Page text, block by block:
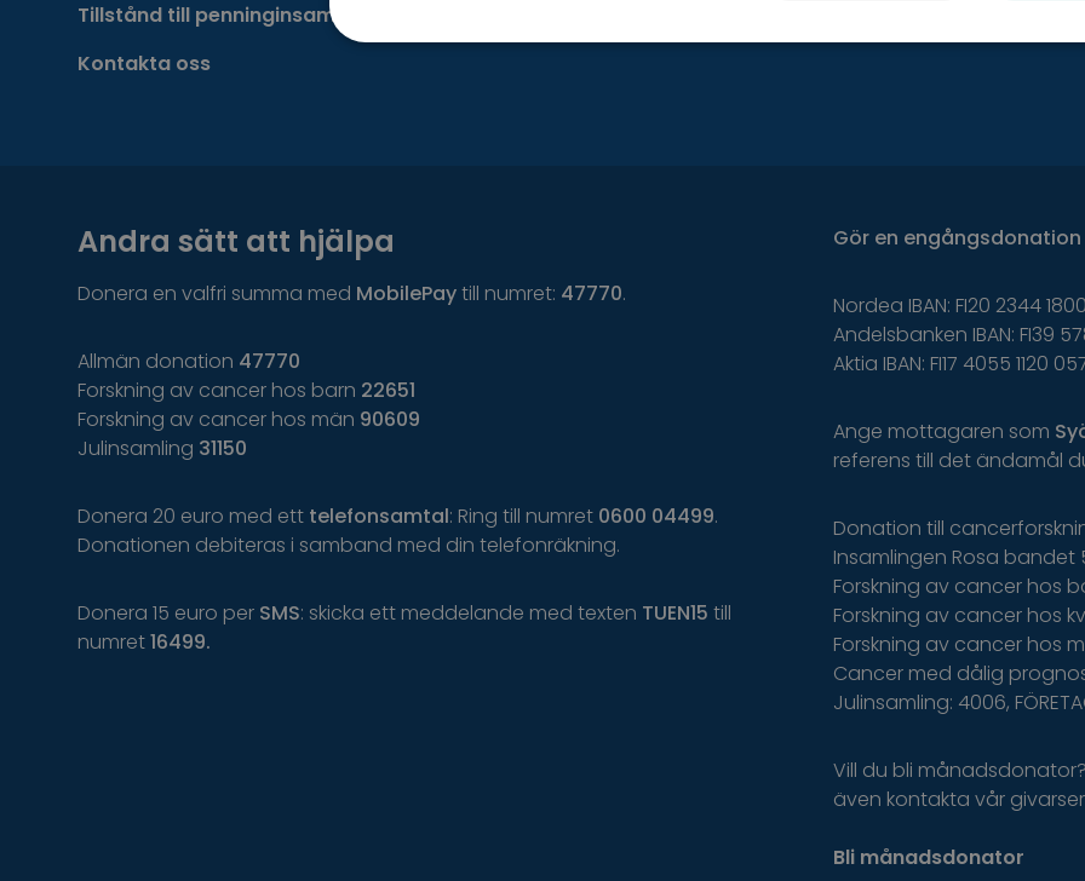
Tillstånd till penninginsamling
Kontakta oss
Andra sätt att hjälpa
Donera en valfri summa med MobilePaytill numret: 47770.
Allmän donation 47770
Forskning av cancer hos barn 22651
Forskning av cancer hos män 90609
Julinsamling 31150
Donera 20 euro med ett telefonsamtal: Ring till numret 0600 04499.
Donationen debiteras i samband med din telefonräkning.
Donera 15 euro per SMS: skicka ett meddelande med texten TUEN15 till
numret16499.
Gör en engångsdonation
Nordea IBAN: FI20 2344
Andelsbanken IBAN: FI39
Aktia IBAN: FI17 4055 1120
Ange mottagaren som
referens till det ändamål
Donation till
Insamlingen Rosa bandet
Forskning av cancer hos
Forskning av cancer hos
Forskning av cancer hos
Cancer med dålig
Julinsamling: 4006,
Vill du bli
även kontakta vår
Bli månadsdonator